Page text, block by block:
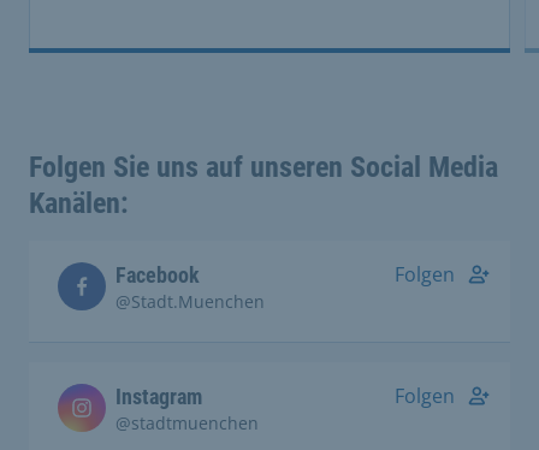
Folgen Sie uns auf unseren Social Media
Kanälen:
Facebook
@Stadt.Muenchen
Folgen
Instagram
@stadtmuenchen
Folgen